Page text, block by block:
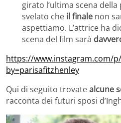
girato l’ultima scena della
svelato che il finale non
aspettiamo. L’attrice ha
scena del film sarà
https://www.instagram.com/
by=parisafitzhenley
Qui di seguito trovatealcune
racconta dei futuri sposi